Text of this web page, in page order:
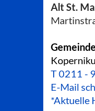
Alt St.
T0211 -
E-Mail
*Aktuelle